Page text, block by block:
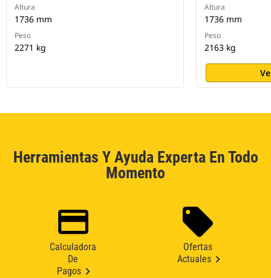
Altura
1736 mm
Peso
2271 kg
Altura
1736 mm
Peso
2163 kg
Herramientas Y Ayuda Experta En Todo
Momento
Calculadora
De
Pagos
Ofertas
Actuales